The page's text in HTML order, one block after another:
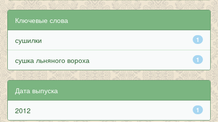
Ключевые слова
1
сушилки
1
сушка льняного вороха
Дата выпуска
1
2012